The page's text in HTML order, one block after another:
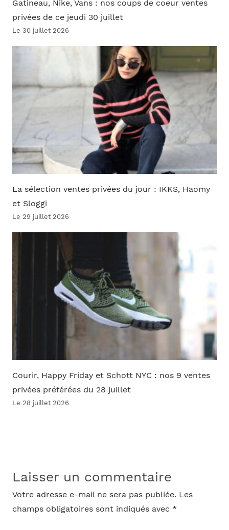
Gatineau, Nike, Vans : nos coups de coeur ventes
privées de ce jeudi 30 juillet
Le 30 juillet 2026
La sélection ventes privées du jour : IKKS, Haomy
et Sloggi
Le 29 juillet 2026
Courir, Happy Friday et Schott NYC : nos 9 ventes
privées préférées du 28 juillet
Le 28 juillet 2026
Laisser un commentaire
Votre adresse e-mail ne sera pas publiée. Les
champs obligatoires sont indiqués avec *